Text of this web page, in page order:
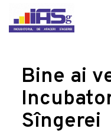
Bine ai
Sîngerei